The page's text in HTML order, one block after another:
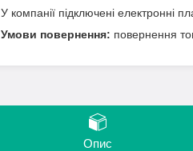
У компанії підключені електронні
повернення
Опис